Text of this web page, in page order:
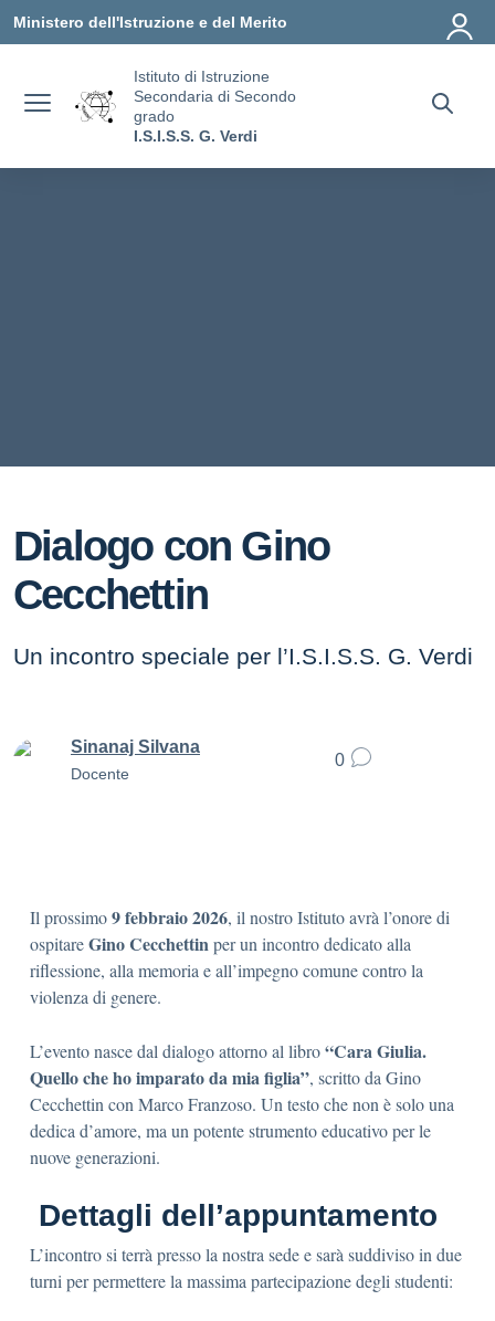
Ministero dell'Istruzione e del Merito
Istituto di Istruzione
Secondaria di Secondo
grado
I.S.I.S.S. G. Verdi
Dialogo con Gino
Cecchettin
Un incontro speciale per l’I.S.I.S.S. G. Verdi
Sinanaj Silvana
Docente
0
Il prossimo9 febbraio 2026, il nostro Istituto avrà l’onore di
ospitareGino Cecchettinper un incontro dedicato alla
riflessione, alla memoria e all’impegno comune contro la
violenza di genere.
L’evento nasce dal dialogo attorno al libro“Cara Giulia.
Quello che ho imparato da mia figlia”, scritto da Gino
Cecchettin con Marco Franzoso. Un testo che non è solo una
dedica d’amore, ma un potente strumento educativo per le
nuove generazioni.
Dettagli dell’appuntamento
L’incontro si terrà presso la nostra sede e sarà suddiviso in due
turni per permettere la massima partecipazione degli studenti: